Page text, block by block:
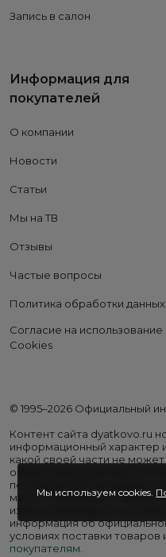
Запись в салон
Информация для
покупателей
О компании
Новости
Статьи
Мы на ТВ
Отзывы
Частые вопросы
Политика обработки данных
Согласие на использование
Cookies
© 1995–2026 Официальный
Контент сайта dyatkovo.ru
информационный характер
какой своей части не
оферта. Внешний вид,
поставляемой продукции, а
могут отличаться от
изделия варьируются в
информация об
условиях поставки товаров
покупателям
Мы используем cookies.